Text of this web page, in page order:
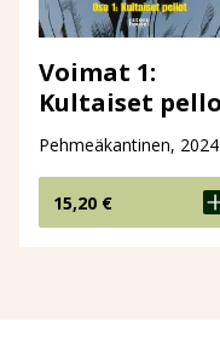
Voimat 1:
Kultaiset
Pehmeäkantinen, 2024
15,20 €